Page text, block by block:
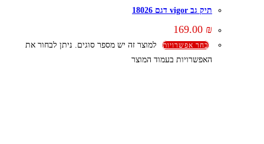
תיק גב vigor דגם 18026
169.00 ₪
בחר אפשרויות
למוצר זה יש מספר סוגים. ניתן לבחור את
האפשרויות בעמוד המוצר